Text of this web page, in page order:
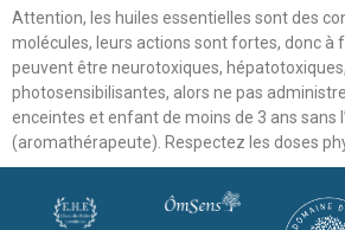
Attention, les huiles essentielles sont des
molécules, leurs actions sont fortes, donc à
peuvent être neurotoxiques,
photosensibilisantes, alors ne pas
enceintes et enfant de moins de 3 ans sans
(aromathérapeute). Respectez les doses